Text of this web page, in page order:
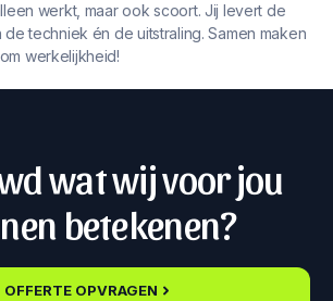
werkt, maar ook scoort. Jij levert de
techniek én de uitstraling. Samen maken
werkelijkheid!
wat wij voor jou
betekenen?
OFFERTE OPVRAGEN